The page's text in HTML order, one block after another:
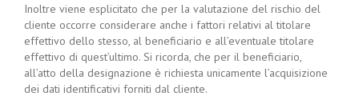
Inoltre viene esplicitato che per la valutazione del rischio del
cliente occorre considerare anche i fattori relativi al titolare
effettivo dello stesso, al beneficiario e all’eventuale titolare
effettivo di quest’ultimo. Si ricorda, che per il beneficiario,
all’atto della designazione è richiesta unicamente l’acquisizione
dei dati identificativi forniti dal cliente.